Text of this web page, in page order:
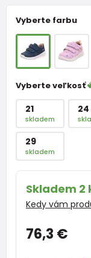
Vyberte farbu
Vyberte veľkosť
21
skladem
24
29
skladem
Skladem 2
Kedy vám
76,3 €